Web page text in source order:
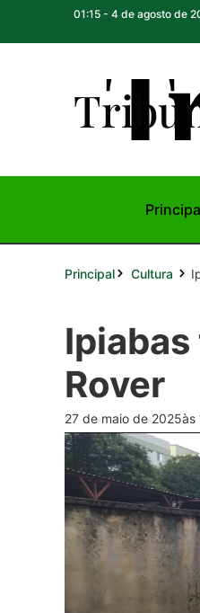
01:15 - 4 de agosto de
Principal Cultura
Rover
27 de maio de 2025às